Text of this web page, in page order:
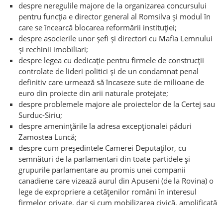
despre neregulile majore de la organizarea concursului
pentru funcția e director general al Romsilva și modul în
care se încearcă blocarea reformării instituției;
despre asocierile unor șefi și directori cu Mafia Lemnului
și rechinii imobiliari;
despre legea cu dedicație pentru firmele de construcții
controlate de lideri politici și de un condamnat penal
definitiv care urmează să încaseze sute de milioane de
euro din proiecte din arii naturale protejate;
despre problemele majore ale proiectelor de la Certej sau
Surduc-Siriu;
despre amenințările la adresa excepționalei păduri
Zamostea Luncă;
despre cum președintele Camerei Deputaților, cu
semnături de la parlamentari din toate partidele și
grupurile parlamentare au promis unei companii
canadiene care vizează aurul din Apuseni (de la Rovina) o
lege de expropriere a cetățenilor români în interesul
firmelor private, dar și cum mobilizarea civică, amplificată